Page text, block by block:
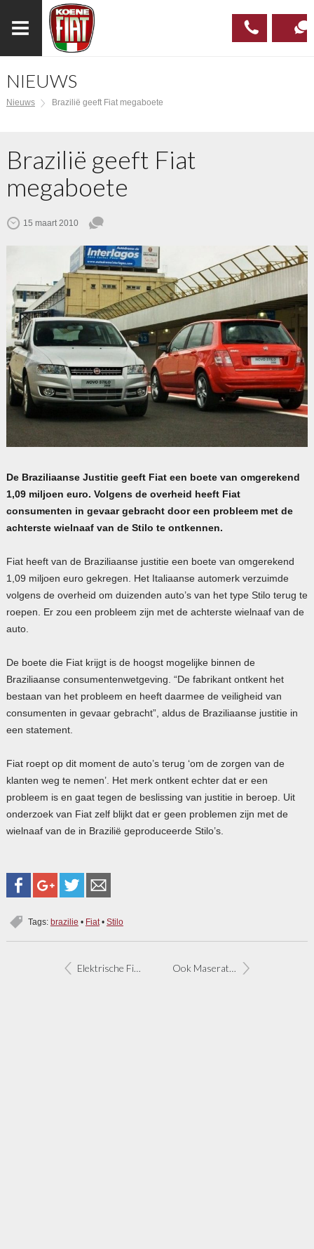
NIEUWS
Nieuws Brazilië geeft Fiat megaboete
Brazilië geeft Fiat
megaboete
15 maart 2010
De Braziliaanse Justitie geeft Fiat een boete van omgerekend
1,09 miljoen euro. Volgens de overheid heeft Fiat
consumenten in gevaar gebracht door een probleem met de
achterste wielnaaf van de Stilo te ontkennen.
Fiat heeft van de Braziliaanse justitie een boete van omgerekend
1,09 miljoen euro gekregen. Het Italiaanse automerk verzuimde
volgens de overheid om duizenden auto’s van het type Stilo terug te
roepen. Er zou een probleem zijn met de achterste wielnaaf van de
auto.
De boete die Fiat krijgt is de hoogst mogelijke binnen de
Braziliaanse consumentenwetgeving. “De fabrikant ontkent het
bestaan van het probleem en heeft daarmee de veiligheid van
consumenten in gevaar gebracht”, aldus de Braziliaanse justitie in
een statement.
Fiat roept op dit moment de auto’s terug ‘om de zorgen van de
klanten weg te nemen’. Het merk ontkent echter dat er een
probleem is en gaat tegen de beslissing van justitie in beroep. Uit
onderzoek van Fiat zelf blijkt dat er geen problemen zijn met de
wielnaaf van de in Brazilië geproduceerde Stilo’s.
Tags: brazilie • Fiat• Stilo
Elektrische Fiat 500 komt in 2012 Ook Maserati moet aan hybride geloven